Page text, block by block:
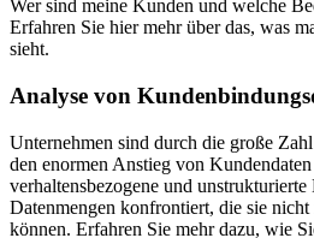
Wer sind meine Kunden und welche
Erfahren Sie hier mehr über das, was
sieht.
Analyse von
Unternehmen sind durch die große
den enormen Anstieg von
verhaltensbezogene und
Datenmengen konfrontiert, die sie
können. Erfahren Sie mehr dazu, wie